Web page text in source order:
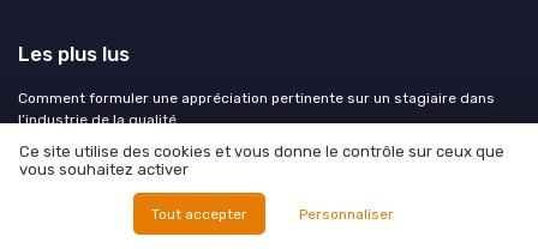
Les plus lus
Comment formuler une appréciation pertinente sur un stagiaire dans
l’industrie de la qualité
Essai coprec : comprendre les essais et vérifications pour garantir la
qualité
Élaborer un projet d'accueil pour assistant maternel en cinq pages
Comprendre et gérer l'erreur maximale tolérée dans l'industrie
Ce site utilise des cookies et vous donne le contrôle sur ceux que
vous souhaitez activer
Tout accepter Personnaliser